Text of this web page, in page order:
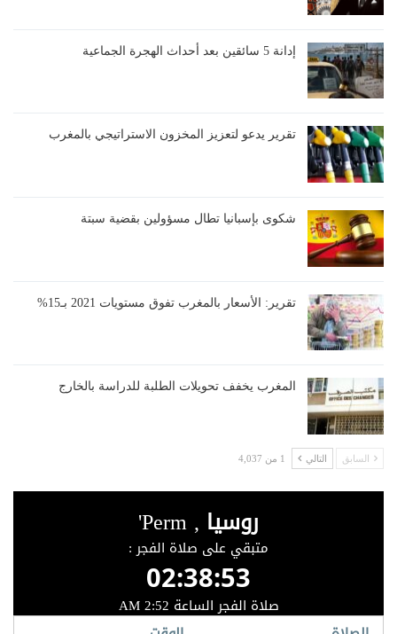
إدانة 5 سائقين بعد أحداث الهجرة الجماعية
تقرير يدعو لتعزيز المخزون الاستراتيجي بالمغرب
شكوى بإسبانيا تطال مسؤولين بقضية سبتة
تقرير: الأسعار بالمغرب تفوق مستويات 2021 بـ15%
المغرب يخفف تحويلات الطلبة للدراسة بالخارج
السابق التالي 1 من 4,037